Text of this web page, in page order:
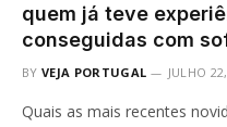
quem já teve
conseguidas com
BY VEJA PORTUGAL JULHO
Quais as mais recentes